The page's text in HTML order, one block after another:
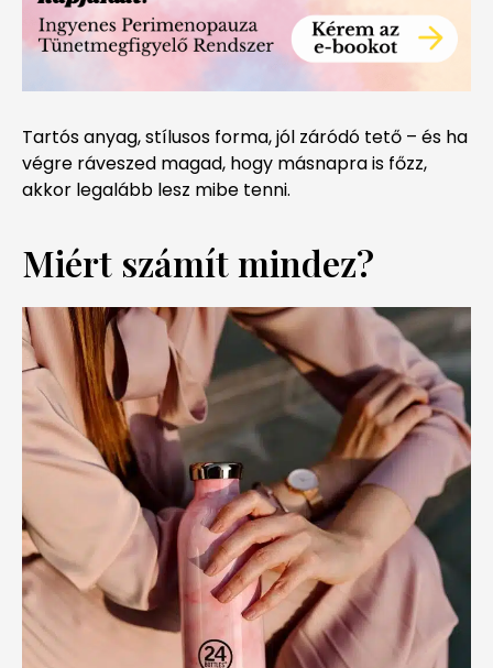
Tartós anyag, stílusos forma, jól záródó tető – és ha
végre ráveszed magad, hogy másnapra is főzz,
akkor legalább lesz mibe tenni.
Miért számít mindez?